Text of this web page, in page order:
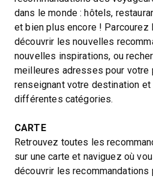
dans le monde : hôtels,
et bien plus encore ! Parcourez
découvrir les nouvelles
nouvelles inspirations, ou
meilleures adresses pour votre
renseignant votre destination
différentes catégories.
CARTE
Retrouvez toutes les
sur une carte et naviguez où
découvrir les recommandations